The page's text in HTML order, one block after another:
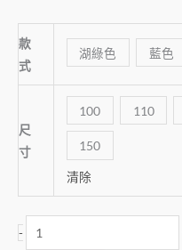
款
式
湖綠色 藍色
尺
寸
100 110
150
清除
-